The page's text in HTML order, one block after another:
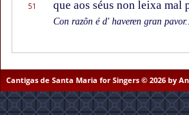
51 que aos séus non leixa mal
Con razôn é d' haveren gran
Cantigas de Santa Maria for Singers © 2026 by